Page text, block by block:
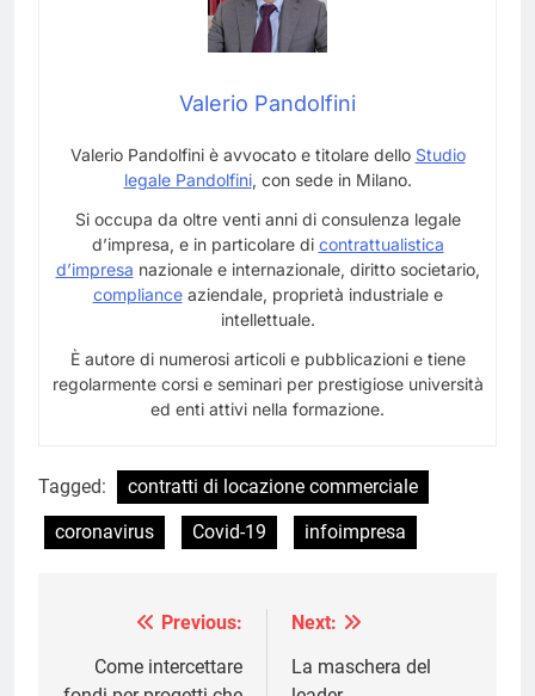
Valerio Pandolfini
Valerio Pandolfini è avvocato e titolare dello Studio
legale Pandolfini, con sede in Milano.
Si occupa da oltre venti anni di consulenza legale
d’impresa, e in particolare di contrattualistica
d’impresa nazionale e internazionale, diritto societario,
complianceaziendale, proprietà industriale e
intellettuale.
È autore di numerosi articoli e pubblicazioni e tiene
regolarmente corsi e seminari per prestigiose università
ed enti attivi nella formazione.
Tagged:
contratti di locazione commerciale
coronavirus
Covid-19 infoimpresa
Navigazione
articoli
Previous:
Come intercettare
Next:
La maschera del